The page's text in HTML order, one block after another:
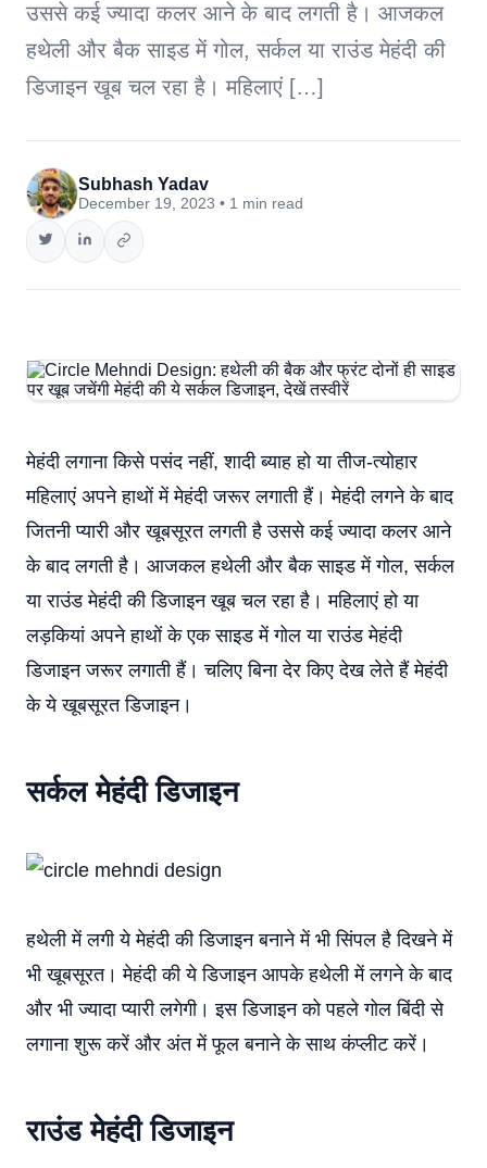
उससे कई ज्यादा कलर आने के बाद लगती है। आजकल
हथेली और बैक साइड में गोल, सर्कल या राउंड मेहंदी की
डिजाइन खूब चल रहा है। महिलाएं […]
Subhash Yadav
December 19, 2023 • 1 min read
मेहंदी लगाना किसे पसंद नहीं, शादी ब्याह हो या तीज-त्योहार
महिलाएं अपने हाथों में मेहंदी जरूर लगाती हैं। मेहंदी लगने के बाद
जितनी प्यारी और खूबसूरत लगती है उससे कई ज्यादा कलर आने
के बाद लगती है। आजकल हथेली और बैक साइड में गोल, सर्कल
या राउंड मेहंदी की डिजाइन खूब चल रहा है। महिलाएं हो या
लड़कियां अपने हाथों के एक साइड में गोल या राउंड मेहंदी
डिजाइन जरूर लगाती हैं। चलिए बिना देर किए देख लेते हैं मेहंदी
के ये खूबसूरत डिजाइन।
सर्कल मेहंदी डिजाइन
हथेली में लगी ये मेहंदी की डिजाइन बनाने में भी सिंपल है दिखने में
भी खूबसूरत। मेहंदी की ये डिजाइन आपके हथेली में लगने के बाद
और भी ज्यादा प्यारी लगेगी। इस डिजाइन को पहले गोल बिंदी से
लगाना शुरू करें और अंत में फूल बनाने के साथ कंप्लीट करें।
राउंड मेहंदी डिजाइन